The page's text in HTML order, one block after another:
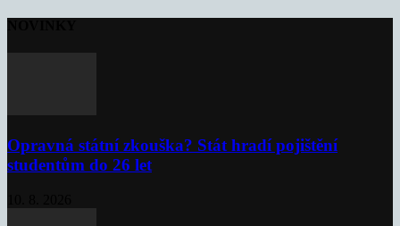
Opravná státní zkouška? Stát hradí pojištění
studentům do 26 let